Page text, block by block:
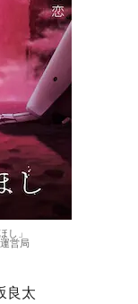
し」
営局
良太